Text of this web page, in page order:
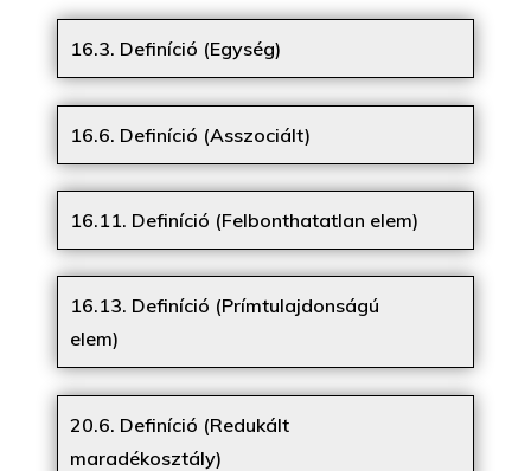
16.3. Definíció (Egység)
16.6. Definíció (Asszociált)
16.11. Definíció (Felbonthatatlan elem)
16.13. Definíció (Prímtulajdonságú
elem)
20.6. Definíció (Redukált
maradékosztály)